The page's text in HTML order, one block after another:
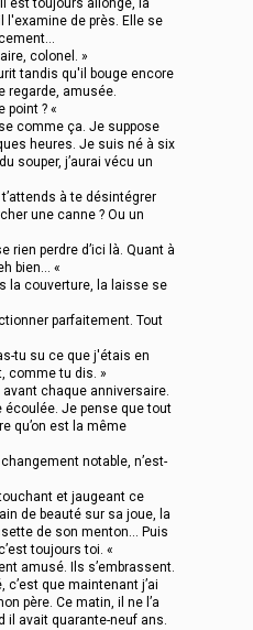
est toujours allongé, la
l'examine de près. Elle se
colonel. »
tandis qu'il bouge encore
regarde, amusée.
point ? «
comme ça. Je suppose
heures. Je suis né à six
souper, j’aurai vécu un
t’attends à te désintégrer
une canne ? Ou un
rien perdre d’ici là. Quant à
bien... «
la couverture, la laisse se
parfaitement. Tout
tu su ce que j'étais en
comme tu dis. »
avant chaque anniversaire.
Je pense que tout
qu’on est la même
notable, n’est-
et jaugeant ce
de beauté sur sa joue, la
de son menton... Puis
toujours toi. «
amusé. Ils s’embrassent.
c’est que maintenant j’ai
père. Ce matin, il ne l’a
il avait quarante-neuf ans.